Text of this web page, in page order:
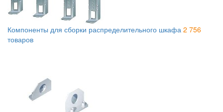
Компоненты для сборки распределительного шкафа 2 756
товаров